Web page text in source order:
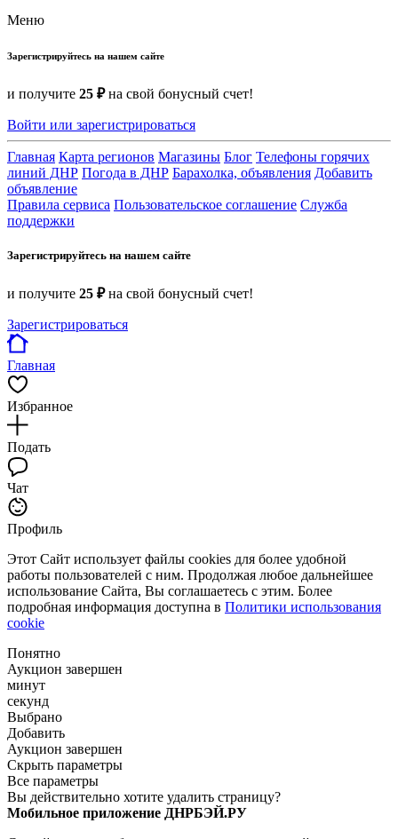
Меню
Зарегистрируйтесь на нашем сайте
и получите 25 ₽на свой бонусный счет!
Войти или зарегистрироваться
Главная Карта регионов Магазины Блог Телефоны горячих
линий ДНР Погода в ДНР Барахолка, объявления Добавить
объявление
Правила сервиса Пользовательское соглашение Служба
поддержки
Зарегистрируйтесь на нашем сайте
и получите 25 ₽на свой бонусный счет!
Зарегистрироваться
Главная
Избранное
Подать
Чат
Профиль
Этот Сайт использует файлы cookies для более удобной
работы пользователей с ним. Продолжая любое дальнейшее
использование Сайта, Вы соглашаетесь с этим. Более
подробная информация доступна в Политики использования
cookie
Понятно
Аукцион завершен
минут
секунд
Выбрано
Добавить
Аукцион завершен
Скрыть параметры
Все параметры
Вы действительно хотите удалить страницу?
Мобильное приложение ДНРБЭЙ.РУ